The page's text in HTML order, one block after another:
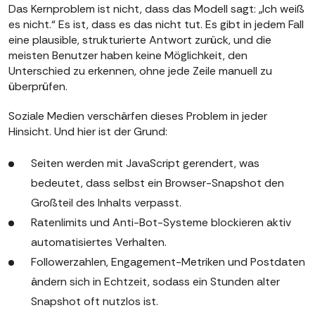
Das Kernproblem ist nicht, dass das Modell sagt: „Ich weiß
es nicht.“ Es ist, dass es das nicht tut. Es gibt in jedem Fall
eine plausible, strukturierte Antwort zurück, und die
meisten Benutzer haben keine Möglichkeit, den
Unterschied zu erkennen, ohne jede Zeile manuell zu
überprüfen.
Soziale Medien verschärfen dieses Problem in jeder
Hinsicht. Und hier ist der Grund:
Seiten werden mit JavaScript gerendert, was
bedeutet, dass selbst ein Browser-Snapshot den
Großteil des Inhalts verpasst.
Ratenlimits und Anti-Bot-Systeme blockieren aktiv
automatisiertes Verhalten.
Followerzahlen, Engagement-Metriken und Postdaten
ändern sich in Echtzeit, sodass ein Stunden alter
Snapshot oft nutzlos ist.